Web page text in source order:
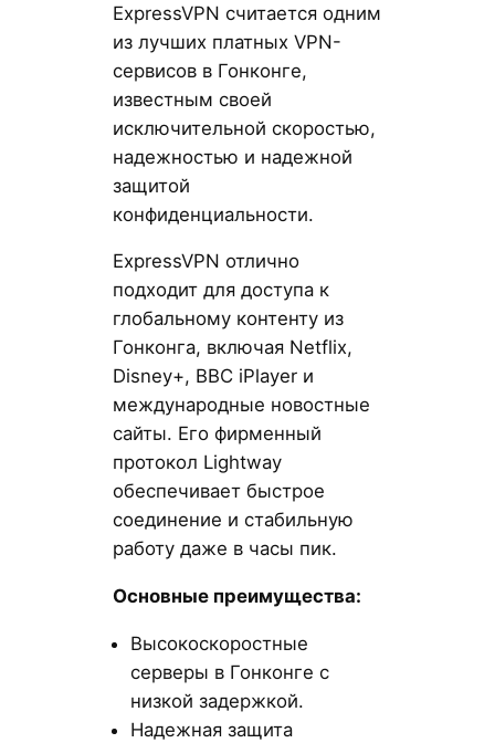
ExpressVPN считается одним
из лучших платных VPN-
сервисов в Гонконге,
известным своей
исключительной скоростью,
надежностью и надежной
защитой
конфиденциальности.
ExpressVPN отлично
подходит для доступа к
глобальному контенту из
Гонконга, включая Netflix,
Disney+, BBC iPlayer и
международные новостные
сайты. Его фирменный
протокол Lightway
обеспечивает быстрое
соединение и стабильную
работу даже в часы пик.
Основные преимущества:
Высокоскоростные
серверы в Гонконге с
низкой задержкой.
Надежная защита